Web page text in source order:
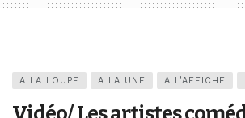
A LA LOUPE A LA UNE A L’AFFICHE